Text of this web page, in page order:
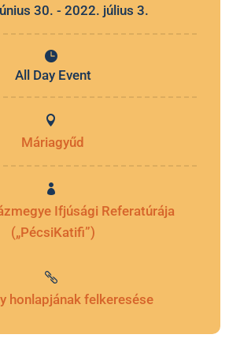
30. - 2022. július 3.
All Day Event
Máriagyűd
Ifjúsági Referatúrája
(„PécsiKatifi”)
honlapjának felkeresése